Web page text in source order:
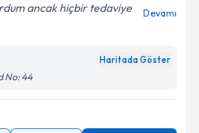
ancak hiçbir tedaviye
Devamı
Haritada Göster
No: 44